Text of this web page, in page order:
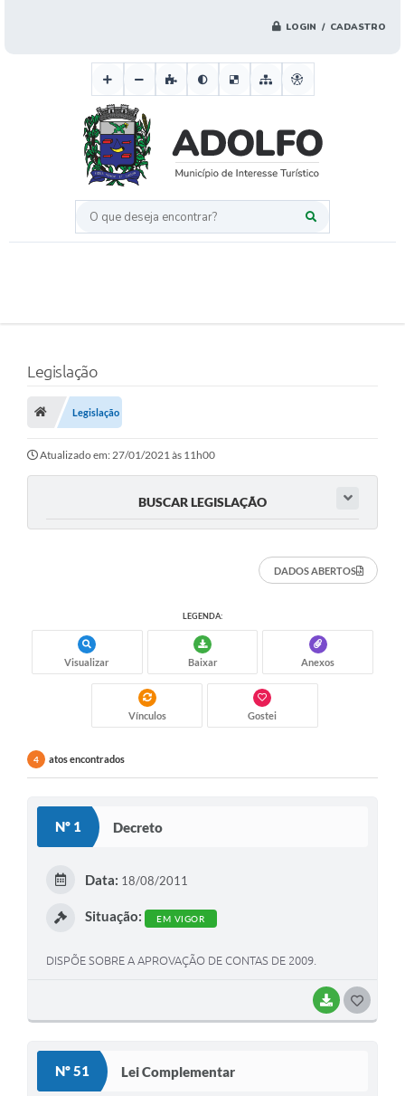
LOGIN / CADASTRO
O que deseja encontrar?
Legislação
Legislação
Atualizado em: 27/01/2021 às 11h00
BUSCAR LEGISLAÇÃO
DADOS ABERTOS
LEGENDA:
Visualizar Baixar Anexos
Vínculos Gostei
4 atos encontrados
Nº 1 Decreto
BAIXAR
Data: 18/08/2011
Situação: EM VIGOR
DISPÕE SOBRE A APROVAÇÃO DE CONTAS DE 2009.
Nº 51 Lei Complementar